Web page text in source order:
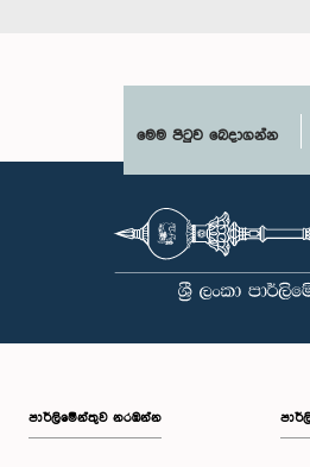
මෙම පිටුව බෙදාගන්න
පාර්ලි‌මේන්තුව නරඹන්න